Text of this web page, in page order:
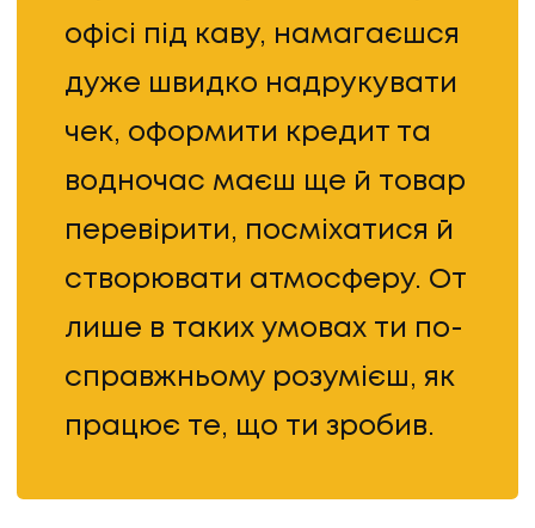
офісі під каву, намагаєшся
дуже швидко надрукувати
чек, оформити кредит та
водночас маєш ще й товар
перевірити, посміхатися й
створювати атмосферу. От
лише в таких умовах ти по-
справжньому розумієш, як
працює те, що ти зробив.